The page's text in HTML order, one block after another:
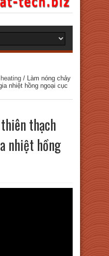
/ Làm nóng chảy
nhiệt hồng ngoại cục
thạch
nhiệt hồng